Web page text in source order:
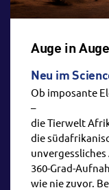
Auge in
Neu im
Ob imposante
–
die Tierwelt
die
360-Grad-
wie nie zuvor.